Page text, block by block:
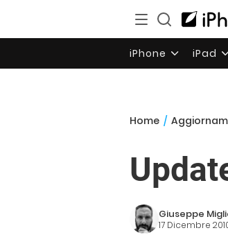
iPhone iPad
Home /
Giuseppe
17 Dicembre